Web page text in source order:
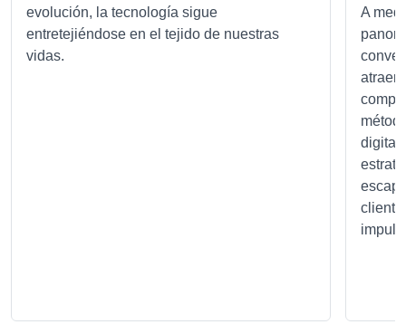
evolución, la tecnología sigue
entretejiéndose en el tejido de nuestras
vidas.
A
atraer
digital